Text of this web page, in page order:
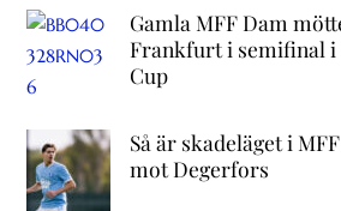
Gamla MFF Dam
Frankfurt i semifinal i
Cup
Så är skadeläget i
mot Degerfors